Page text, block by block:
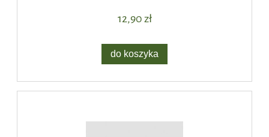
12,90 zł
do koszyka